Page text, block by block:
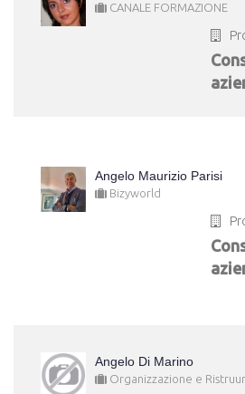
CANALE FORMAZIONE
Angelo Maurizio Parisi
Bizyworld
Angelo Di Marino
Organizzazione e